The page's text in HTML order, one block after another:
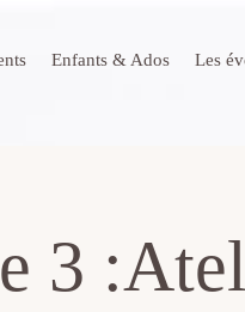
Enfants & Ados Les
3